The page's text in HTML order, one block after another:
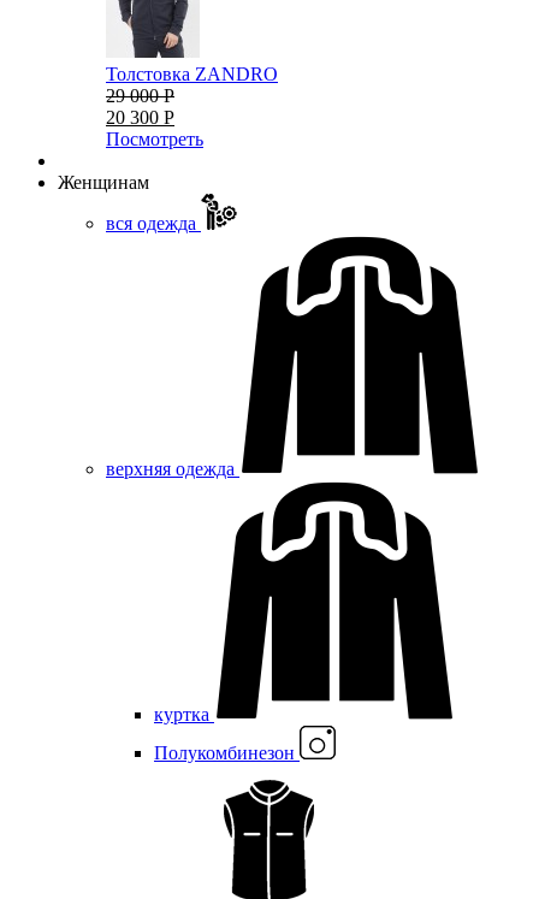
Толстовка ZANDRO
29 000 Р
20 300 Р
Посмотреть
Женщинам
вся одежда
верхняя одежда
куртка
Полукомбинезон